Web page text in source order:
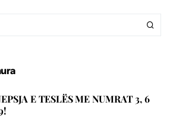
E TESLËS ME NUMRAT 3, 6